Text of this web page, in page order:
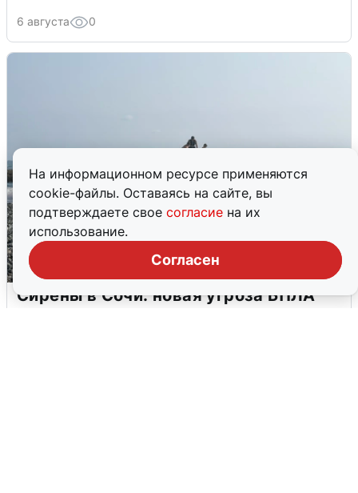
На информационном ресурсе применяются
cookie-файлы. Оставаясь на сайте, вы
подтверждаете свое согласие на их
использование.
Согласен
6 августа 0
Сирены в Сочи: новая угроза БПЛА